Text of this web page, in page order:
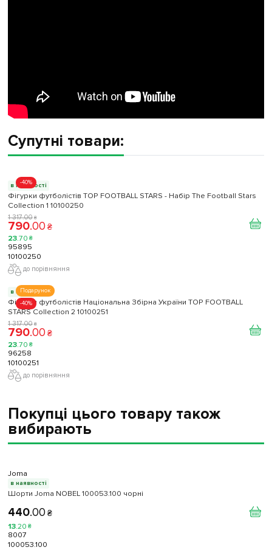
Супутні товари:
-40%
в наявності
Фігурки футболістів TOP FOOTBALL STARS - Набір The Football Stars
Collection 1 10100250
1 317.00 ₴
790.00 ₴
23.70 ₴
95895
10100250
до порівняння
Подарунок
-40%
в наявності
Фігурки футболістів Національна Збірна України TOP FOOTBALL
STARS Collection 2 10100251
1 317.00 ₴
790.00 ₴
23.70 ₴
96258
10100251
до порівняння
Покупці цього товару також
вибирають
Joma
в наявності
Шорти Joma NOBEL 100053.100 чорні
440.00 ₴
13.20 ₴
8007
100053.100